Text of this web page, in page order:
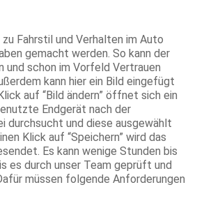
Fahrstil und Verhalten im Auto
gemacht werden. So kann der
und schon im Vorfeld Vertrauen
kann hier ein Bild eingefügt
auf “Bild ändern” öffnet sich ein
Endgerät nach der
durchsucht und diese ausgewählt
Klick auf “Speichern” wird das
Es kann wenige Stunden bis
es durch unser Team geprüft und
müssen folgende Anforderungen